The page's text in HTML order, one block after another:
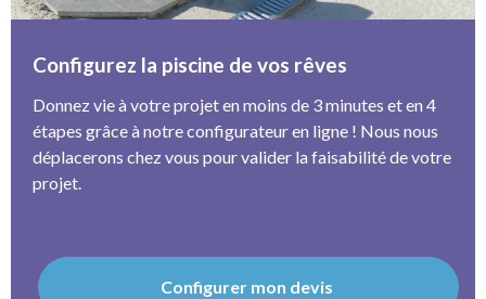
Configurez la piscine de vos rêves
Donnez vie à votre projet en moins de 3 minutes et en 4
étapes grâce à notre configurateur en ligne ! Nous nous
déplacerons chez vous pour valider la faisabilité de votre
projet.
Configurer mon devis